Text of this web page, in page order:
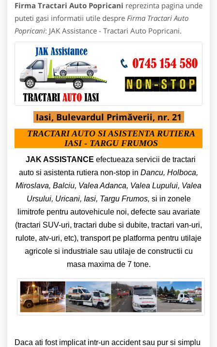
Firma Tractari Auto Popricani reprezinta pagina unde
puteti gasi informatii utile despre Firma Tractari Auto
Popricani: JAK Assistance - Tractari Auto Popricani.
Iasi, Bulevardul Primăverii, nr. 21
TRACTARI AUTO SI ASISTENTA RUTIERA
IASI - TARGU FRUMOS
JAK ASSISTANCE efectueaza servicii de tractari
auto si asistenta rutiera non-stop in Dancu, Holboca,
Miroslava, Balciu, Valea Adanca, Valea Lupului, Valea
Ursului, Uricani, Iasi, Targu Frumos, si in zonele
limitrofe pentru autovehicule noi, defecte sau avariate
(tractari SUV-uri, tractari dube si dubite, tractari van-uri,
rulote, atv-uri, etc), transport pe platforma pentru utilaje
agricole si industriale sau utilaje de constructii cu
masa maxima de 7 tone.
Daca ati fost implicat intr-un accident sau pur si simplu